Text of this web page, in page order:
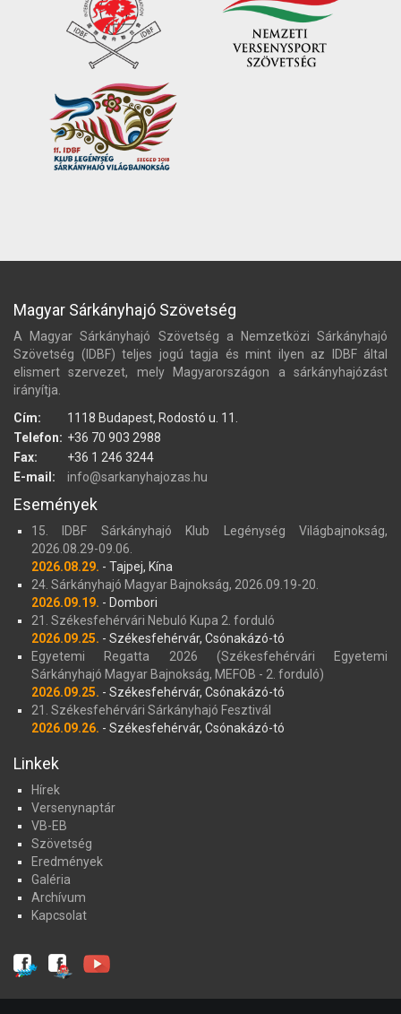
Magyar Sárkányhajó Szövetség
A Magyar Sárkányhajó Szövetség a Nemzetközi Sárkányhajó
Szövetség (IDBF) teljes jogú tagja és mint ilyen az IDBF által
elismert szervezet, mely Magyarországon a sárkányhajózást
irányítja.
Cím:
1118 Budapest, Rodostó u. 11.
Telefon: +36 70 903 2988
Fax:
+36 1 246 3244
E-mail:
info@sarkanyhajozas.hu
Események
15. IDBF Sárkányhajó Klub Legénység Világbajnokság,
2026.08.29-09.06.
2026.08.29. - Tajpej, Kína
24. Sárkányhajó Magyar Bajnokság, 2026.09.19-20.
2026.09.19. - Dombori
21. Székesfehérvári Nebuló Kupa 2. forduló
2026.09.25. - Székesfehérvár, Csónakázó-tó
Egyetemi Regatta 2026 (Székesfehérvári Egyetemi
Sárkányhajó Magyar Bajnokság, MEFOB - 2. forduló)
2026.09.25. - Székesfehérvár, Csónakázó-tó
21. Székesfehérvári Sárkányhajó Fesztivál
2026.09.26. - Székesfehérvár, Csónakázó-tó
Linkek
Hírek
Versenynaptár
VB-EB
Szövetség
Eredmények
Galéria
Archívum
Kapcsolat